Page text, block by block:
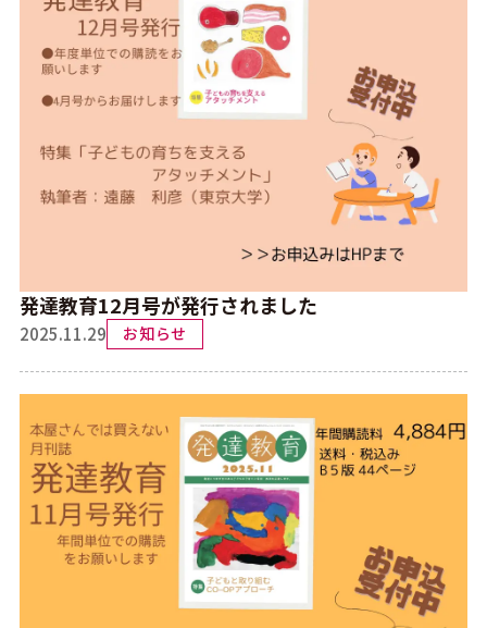
発達教育12月号が発行されました
2025.11.29 お知らせ